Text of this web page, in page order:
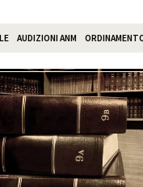
AUDIZIONI ANM